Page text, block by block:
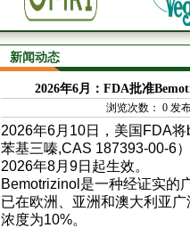
新闻动态
2026年6月：FDA批准
浏览次数： 0发布
2026年6月10日，美国FDA
苯基三嗪,CAS 187393-00-6
2026年8月9日起生效。
Bemotrizinol是一种经证实的
已在欧洲、亚洲和澳大利亚
浓度为10%。